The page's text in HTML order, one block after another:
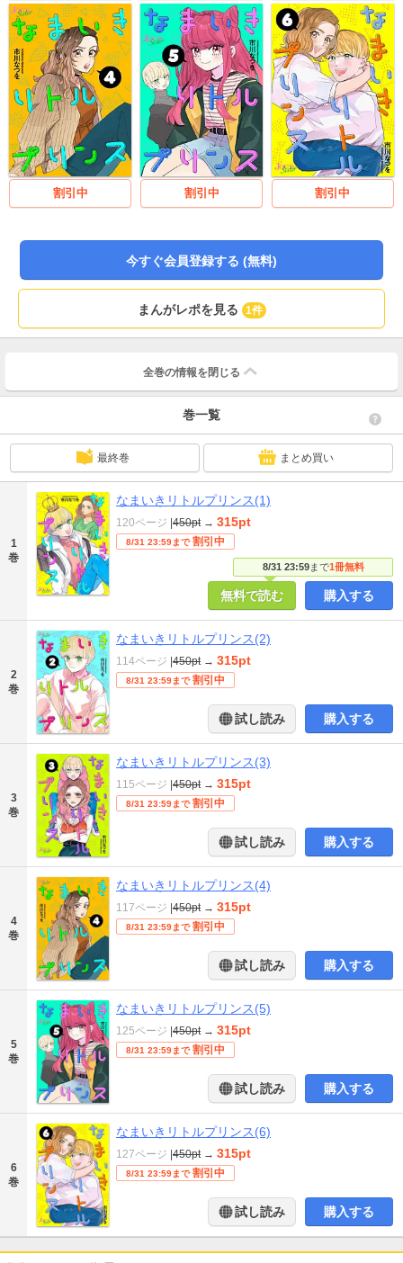
割引中 割引中 割引中
今すぐ会員登録する (無料)
まんがレポを見る 1件
全巻の情報を 閉じる
巻一覧
最終巻 まとめ買い
1
巻
なまいきリトルプリンス(1)
8/31 23:59まで1冊無料
120ページ 450pt → 315pt
8/31 23:59まで 割引中
無料で読む 購入する
2
巻
なまいきリトルプリンス(2)
114ページ 450pt → 315pt
8/31 23:59まで 割引中
試し読み 購入する
3
巻
なまいきリトルプリンス(3)
115ページ 450pt → 315pt
8/31 23:59まで 割引中
試し読み 購入する
4
巻
なまいきリトルプリンス(4)
117ページ 450pt → 315pt
8/31 23:59まで 割引中
試し読み 購入する
5
巻
なまいきリトルプリンス(5)
125ページ 450pt → 315pt
8/31 23:59まで 割引中
試し読み 購入する
6
巻
なまいきリトルプリンス(6)
127ページ 450pt → 315pt
8/31 23:59まで 割引中
試し読み 購入する